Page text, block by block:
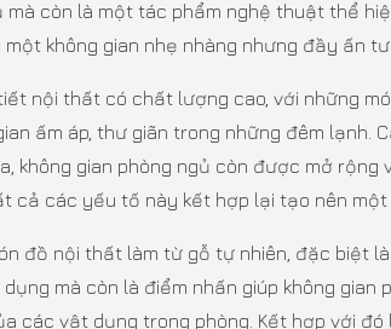
còn là một tác phẩm nghệ thuật thể
không gian nhẹ nhàng nhưng đầy ấn
nội thất có chất lượng cao, với những
ấm áp, thư giãn trong những đêm
không gian phòng ngủ còn được mở
các yếu tố này kết hợp lại tạo nên một
đồ nội thất làm từ gỗ tự nhiên, đặc biệt
mà còn là điểm nhấn giúp không
các vật dụng trong phòng. Kết hợp với